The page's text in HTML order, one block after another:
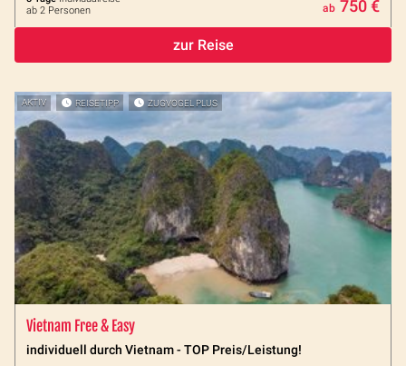
ab 2 Personen
ab 750 €
zur Reise
AKTIV REISETIPP ZUGVOGEL PLUS
Vietnam Free & Easy
individuell durch Vietnam - TOP Preis/Leistung!